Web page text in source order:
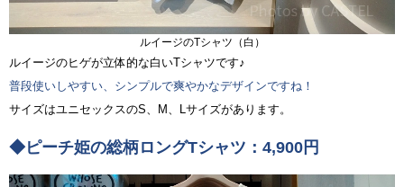
ルイージのTシャツ（白）
ルイージのヒゲが立体的な白いTシャツです♪
普段使いしやすい、シンプルで爽やかなデザインですね！
サイズはユニセックスのS、M、Lサイズがあります。
◆ピーチ姫の総柄ロングTシャツ：4,900円